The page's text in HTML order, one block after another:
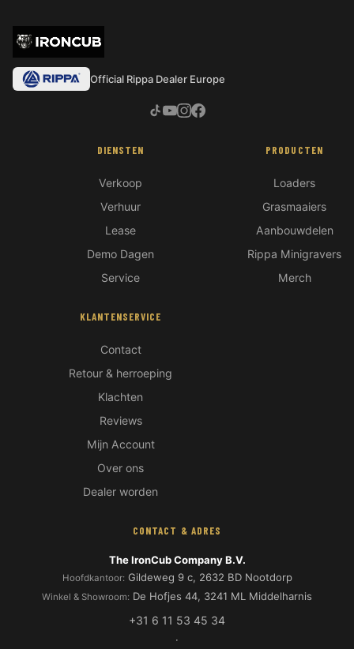
Official Rippa Dealer Europe
DIENSTEN
Verkoop
Verhuur
Lease
Demo Dagen
Service
PRODUCTEN
Loaders
Grasmaaiers
Aanbouwdelen
Rippa Minigravers
Merch
KLANTENSERVICE
Contact
Retour & herroeping
Klachten
Reviews
Mijn Account
Over ons
Dealer worden
CONTACT & ADRES
The IronCub Company B.V.
Hoofdkantoor: Gildeweg 9 c, 2632 BD Nootdorp
Winkel & Showroom: De Hofjes 44, 3241 ML Middelharnis
+31 6 11 53 45 34
·
Hoi! Ik ben de IronCub Beer 🐻